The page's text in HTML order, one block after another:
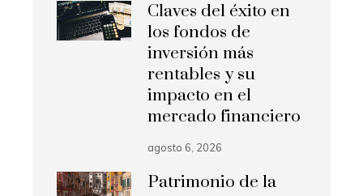
Claves del éxito en
los fondos de
inversión más
rentables y su
impacto en el
mercado financiero
agosto 6, 2026
Patrimonio de la